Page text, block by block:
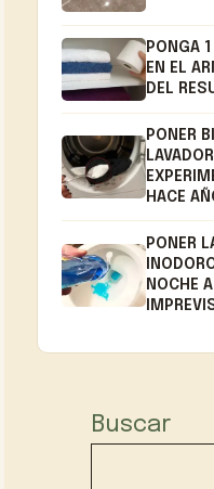
PONGA
EN EL
DEL
PONER
HACE
PONER
NOCHE
Buscar